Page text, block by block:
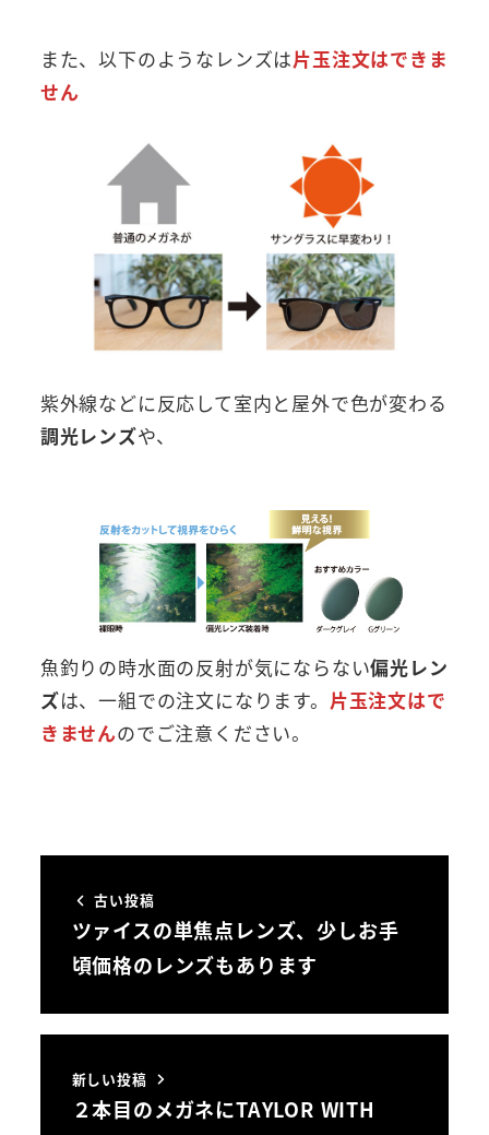
また、以下のようなレンズは片玉注文はできま
せん
紫外線などに反応して室内と屋外で色が変わる
調光レンズや、
魚釣りの時水面の反射が気にならない偏光レン
ズは、一組での注文になります。 片玉注文はで
きませんのでご注意ください。
古い投稿
ツァイスの単焦点レンズ、少しお手
頃価格のレンズもあります
新しい投稿
２本目のメガネにTAYLOR WITH